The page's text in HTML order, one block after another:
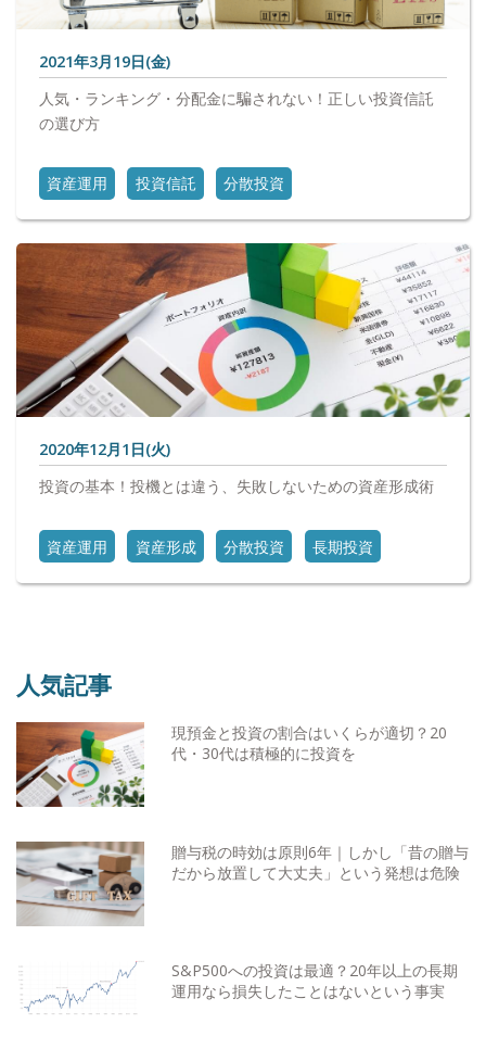
2021年3月19日(金)
人気・ランキング・分配金に騙されない！正しい投資信託
の選び方
資産運用 投資信託 分散投資
2020年12月1日(火)
投資の基本！投機とは違う、失敗しないための資産形成術
資産運用 資産形成 分散投資 長期投資
人気記事
現預金と投資の割合はいくらが適切？20
代・30代は積極的に投資を
贈与税の時効は原則6年｜しかし「昔の贈与
だから放置して大丈夫」という発想は危険
S&P500への投資は最適？20年以上の長期
運用なら損失したことはないという事実